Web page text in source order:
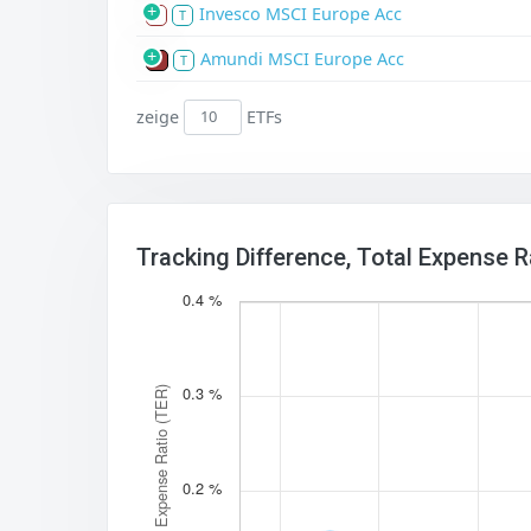
S T Invesco MSCI Europe Acc
P T Amundi MSCI Europe Acc
zeige ETFs
Tracking Difference, Total Expense
Total Expense Ratio (TER) 0.2 %
0.3 %
0.4 %